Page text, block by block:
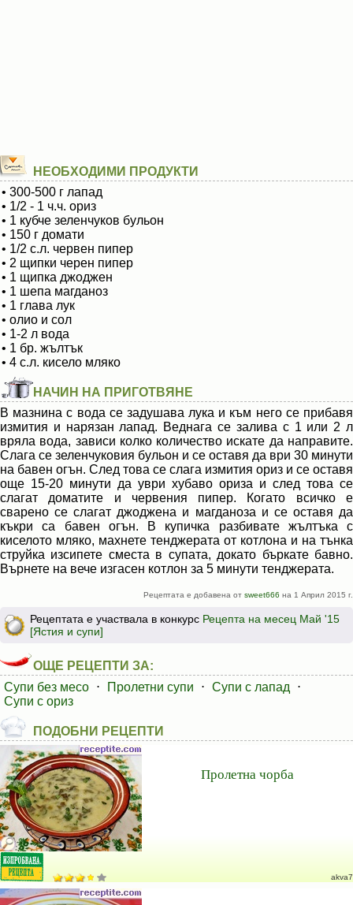
НЕОБХОДИМИ ПРОДУКТИ
• 300-500 г лапад
• 1/2 - 1 ч.ч. ориз
• 1 кубче зеленчуков бульон
• 150 г домати
• 1/2 с.л. червен пипер
• 2 щипки черен пипер
• 1 щипка джоджен
• 1 шепа магданоз
• 1 глава лук
• олио и сол
• 1-2 л вода
• 1 бр. жълтък
• 4 с.л. кисело мляко
НАЧИН НА ПРИГОТВЯНЕ
В мазнина с вода се задушава лука и към него се прибавя
измития и нарязан лапад. Веднага се залива с 1 или 2 л
вряла вода, зависи колко количество искате да направите.
Слага се зеленчуковия бульон и се оставя да ври 30 минути
на бавен огън. След това се слага измития ориз и се оставя
още 15-20 минути да уври хубаво ориза и след това се
слагат доматите и червения пипер. Когато всичко е
сварено се слагат джоджена и магданоза и се оставя да
къкри са бавен огън. В купичка разбивате жълтъка с
киселото мляко, махнете тенджерата от котлона и на тънка
струйка изсипете сместа в супата, докато бъркате бавно.
Върнете на вече изгасен котлон за 5 минути тенджерата.
Рецептата е добавена от sweet666 на 1 Април 2015 г.
Рецептата е участвала в конкурс Рецепта на месец Май '15
[Ястия и супи]
ОЩЕ РЕЦЕПТИ ЗА:
Супи без месо ⋅ Пролетни супи ⋅ Супи с лапад
⋅
Супи с ориз
ПОДОБНИ РЕЦЕПТИ
Пролетна чорба
akva7